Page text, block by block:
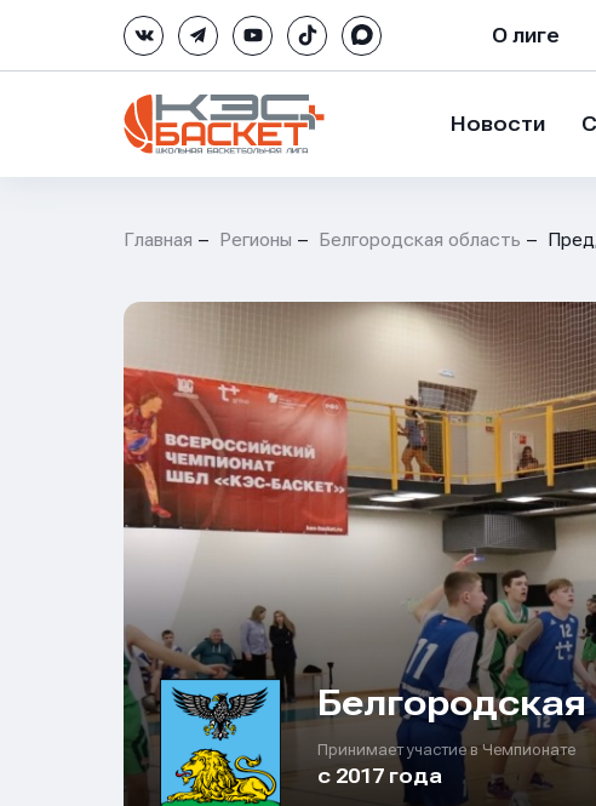
О лиге
Новости
Главная Регионы Белгородская область
Белгородская
Принимает участие в Чемпионате
с 2017 года